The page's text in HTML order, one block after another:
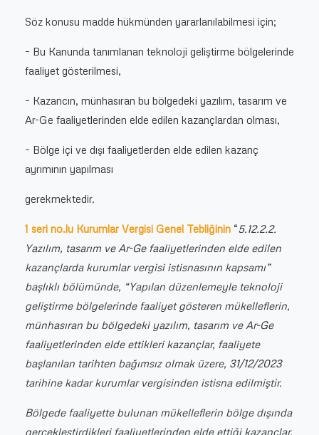
Söz konusu madde hükmünden yararlanılabilmesi için;
– Bu Kanunda tanımlanan teknoloji geliştirme bölgelerinde
faaliyet gösterilmesi,
– Kazancın, münhasıran bu bölgedeki yazılım, tasarım ve
Ar-Ge faaliyetlerinden elde edilen kazançlardan olması,
– Bölge içi ve dışı faaliyetlerden elde edilen kazanç
ayrımının yapılması
gerekmektedir.
1 seri no.lu Kurumlar Vergisi Genel Tebliğinin “5.12.2.2.
Yazılım, tasarım ve Ar-Ge faaliyetlerinden elde edilen
kazançlarda kurumlar vergisi istisnasının kapsamı”
başlıklı bölümünde, “Yapılan düzenlemeyle teknoloji
geliştirme bölgelerinde faaliyet gösteren mükelleflerin,
münhasıran bu bölgedeki yazılım, tasarım ve Ar-Ge
faaliyetlerinden elde ettikleri kazançlar, faaliyete
başlanılan tarihten bağımsız olmak üzere, 31/12/2023
tarihine kadar kurumlar vergisinden istisna edilmiştir.
Bölgede faaliyette bulunan mükelleflerin bölge dışında
gerçekleştirdikleri faaliyetlerinden elde ettiği kazançlar,